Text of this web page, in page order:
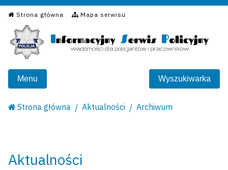
Strona główna Mapa serwisu
Informacyjny Serwis
Menu Wyszukiwarka
Strona główna Aktualności Archiwum
Aktualności